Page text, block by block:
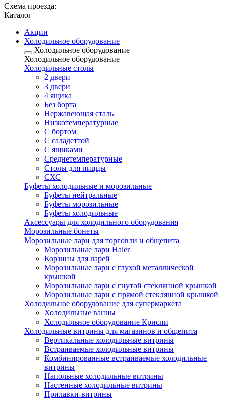
Схема проезда:
Каталог
Акции
Холодильное оборудование
Холодильное оборудование
Холодильное оборудование
Холодильные столы
2 двери
3 двери
4 ящика
Без борта
Нержавеющая сталь
Низкотемпературные
С бортом
С саладеттой
С ящиками
Среднетемпературные
Столы для пиццы
СХС
Буфеты холодильные и морозильные
Буфеты нейтральные
Буфеты морозильные
Буфеты холодильные
Аксессуары для холодильного оборудования
Морозильные бонеты
Морозильные лари для торговли и общепита
Морозильные лари Haier
Корзины для ларей
Морозильные лари с глухой металлической
крышкой
Морозильные лари с гнутой стеклянной крышкой
Морозильные лари с прямой стеклянной крышкой
Холодильное оборудование для супермаркета
Холодильные ванны
Холодильное оборудование Криспи
Холодильные витрины для магазинов и общепита
Вертикальные холодильные витрины
Встраиваемые холодильные витрины
Комбинированные встраиваемые холодильные
витрины
Напольные холодильные витрины
Настенные холодильные витрины
Прилавки-витрины